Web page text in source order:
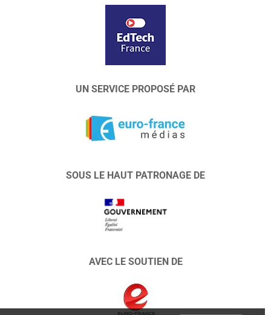
UN SERVICE PROPOSÉ PAR
SOUS LE HAUT PATRONAGE DE
AVEC LE SOUTIEN DE